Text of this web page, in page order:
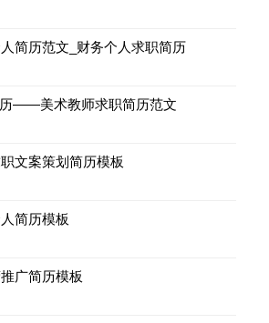
简历范文_财务个人求职简历
——美术教师求职简历范文
文案策划简历模板
简历模板
广简历模板